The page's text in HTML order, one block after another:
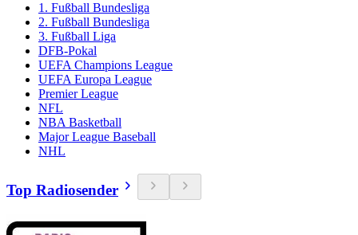
1. Fußball Bundesliga
2. Fußball Bundesliga
3. Fußball Liga
DFB-Pokal
UEFA Champions League
UEFA Europa League
Premier League
NFL
NBA Basketball
Major League Baseball
NHL
Top Radiosender